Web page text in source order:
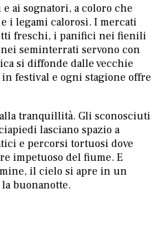
ai sognatori, a coloro che
i legami calorosi. I mercati
freschi, i panifici nei fienili
seminterrati servono con
si diffonde dalle vecchie
festival e ogni stagione offre
tranquillità. Gli sconosciuti
lasciano spazio a
e percorsi tortuosi dove
impetuoso del fiume. E
il cielo si apre in un
buonanotte.